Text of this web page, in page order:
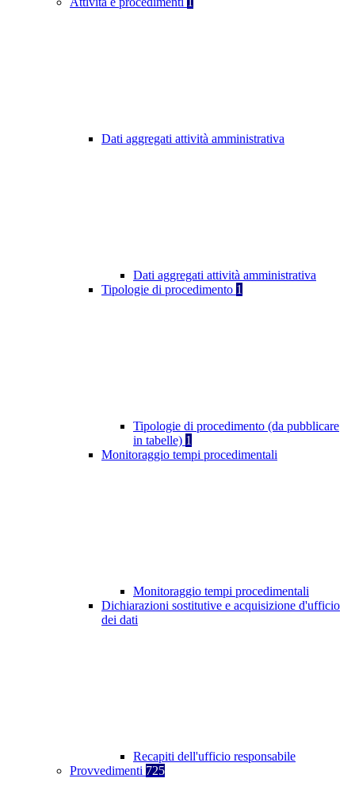
Dati aggregati attività amministrativa
Dati aggregati attività amministrativa
Tipologie di procedimento 1
Tipologie di procedimento (da pubblicare
in tabelle) 1
Monitoraggio tempi procedimentali
Monitoraggio tempi procedimentali
Dichiarazioni sostitutive e acquisizione d'ufficio
dei dati
Recapiti dell'ufficio responsabile
Provvedimenti 725